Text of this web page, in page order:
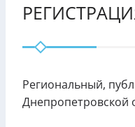
Региональный,
Днепропетровской